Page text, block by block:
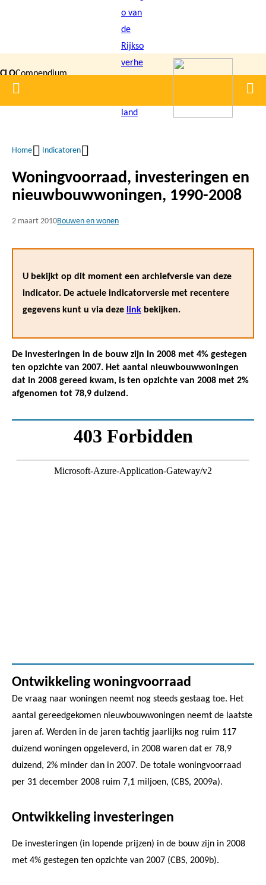
inhoud
gaan
CLOCompendium
voor de
Home
Kruimelpad
Home Indicatoren
Woningvoorraad, investeringen en
nieuwbouwwoningen, 1990-2008
2 maart 2010Bouwen en wonen
U bekijkt op dit moment een archiefversie van deze
indicator. De actuele indicatorversie met recentere
gegevens kunt u via deze link bekijken.
De investeringen in de bouw zijn in 2008 met 4% gestegen
ten opzichte van 2007. Het aantal nieuwbouwwoningen
dat in 2008 gereed kwam, is ten opzichte van 2008 met 2%
afgenomen tot 78,9 duizend.
Ontwikkeling woningvoorraad
De vraag naar woningen neemt nog steeds gestaag toe. Het
aantal gereedgekomen nieuwbouwwoningen neemt de laatste
jaren af. Werden in de jaren tachtig jaarlijks nog ruim 117
duizend woningen opgeleverd, in 2008 waren dat er 78,9
duizend, 2% minder dan in 2007. De totale woningvoorraad
per 31 december 2008 ruim 7,1 miljoen, (CBS, 2009a).
Ontwikkeling investeringen
De investeringen (in lopende prijzen) in de bouw zijn in 2008
met 4% gestegen ten opzichte van 2007 (CBS, 2009b).